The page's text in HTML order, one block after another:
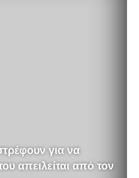
για να
απειλείται από τον